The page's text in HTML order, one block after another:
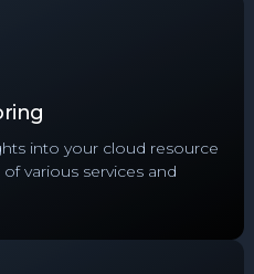
into your cloud resource
various services and